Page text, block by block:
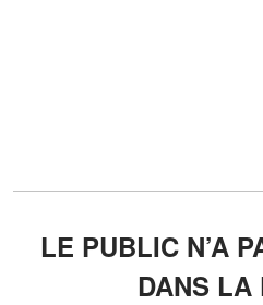
LE PUBLIC N’A
DANS LA